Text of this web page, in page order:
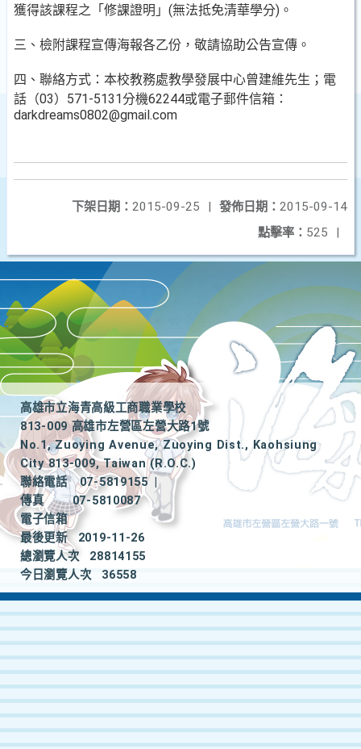
獲得該課程之「修課證明」(無法抵免清華學分)。
三、檢附課程宣傳海報各乙份，敬請協助公告宣傳。
四、聯絡方式：本校教務處教學發展中心曾建維先生；電
話（03）571-5131分機62244或電子郵件信箱：
darkdreams0802@gmail.com
發佈日期： 2015-09-14
下架日期： 2015-09-25
|
點擊率： 525 |
高雄市立海青高級工商職業學校
813-009 高雄市左營區左營大路1號
No.1, Zuoying Avenue, Zuoying Dist., Kaohsiung
City 813-009, Taiwan (R.O.C.)
聯絡電話
07-5819155
|
傳真
07-5810087
電子信箱
最後更新
2019-11-26
總瀏覽人次
28814155
今日瀏覽人次
36558